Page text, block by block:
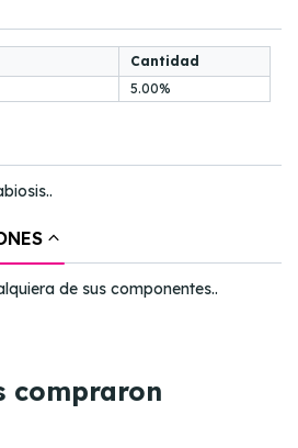
Cantidad
5.00%
de sus componentes..
compraron